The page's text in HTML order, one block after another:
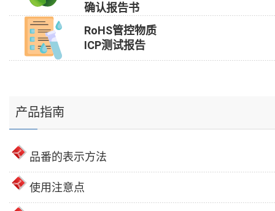
确认报告书
RoHS管控物质
ICP测试报告
产品指南
品番的表示方法
使用注意点